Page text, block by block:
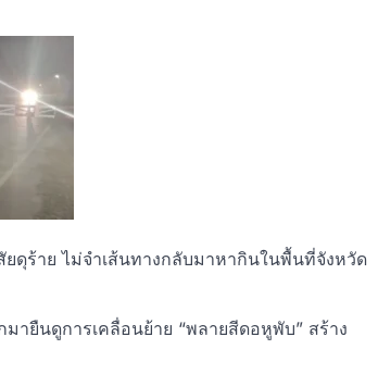
ดุร้าย ไม่จำเส้นทางกลับมาหากินในพื้นที่จังหวัด
ยืนดูการเคลื่อนย้าย “พลายสีดอหูพับ” สร้าง